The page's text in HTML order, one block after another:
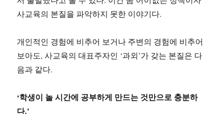
사교육의 본질을 파악하지 못한 이야기다.
개인적인 경험에 비추어 보거나 주변의 경험에 비추어
보아도, 사교육의 대표주자인 ‘과외’가 갖는 본질은 다
음과 같다.
‘학생이 놀 시간에 공부하게 만드는 것만으로 충분하
다.’